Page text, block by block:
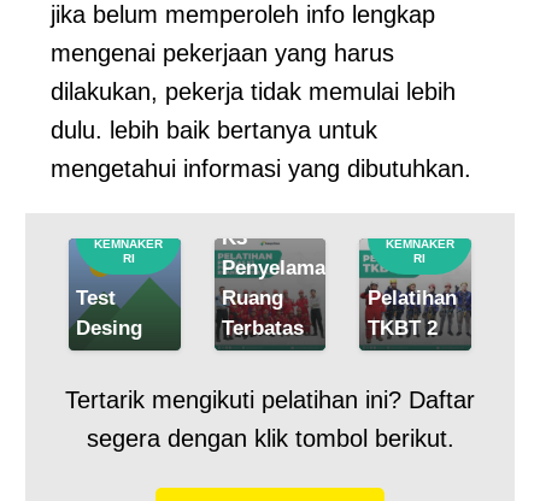
jika belum memperoleh info lengkap
mengenai pekerjaan yang harus
dilakukan, pekerja tidak memulai lebih
dulu. lebih baik bertanya untuk
mengetahui informasi yang dibutuhkan.
KEMNAKER
RI
Test
Desing
TRAINING
KEMNAKER
RI
Pelatihan
K3
Penyelamat
Ruang
Terbatas
KEMNAKER
RI
Pelatihan
TKBT 2
Tertarik mengikuti pelatihan ini? Daftar
segera dengan klik tombol berikut.